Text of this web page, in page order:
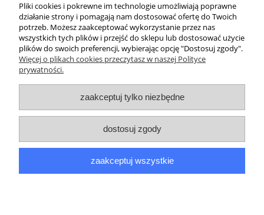
Pomoc
Moje konto
Płatności i dostawa
Informacje
O nas
Pliki cookies i pokrewne im technologie umożliwiają poprawne
działanie strony i pomagają nam dostosować ofertę do Twoich
potrzeb. Możesz zaakceptować wykorzystanie przez nas
wszystkich tych plików i przejść do sklepu lub dostosować użycie
plików do swoich preferencji, wybierając opcję "Dostosuj zgody".
Więcej o plikach cookies przeczytasz w naszej Polityce
prywatności.
zaakceptuj tylko niezbędne
dostosuj zgody
zaakceptuj wszystkie